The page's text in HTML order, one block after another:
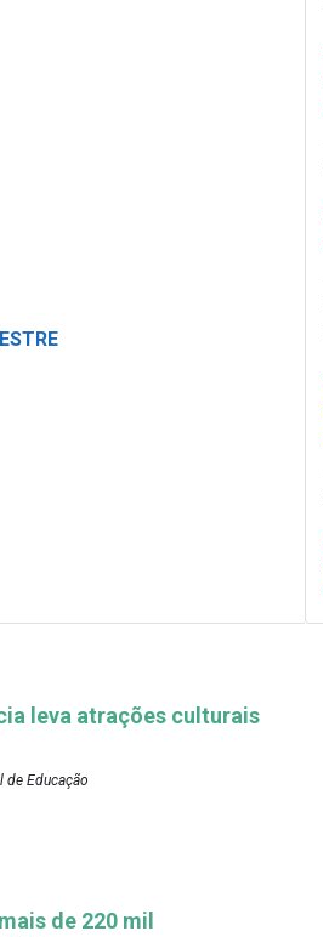
leva atrações culturais
Educação
de 220 mil